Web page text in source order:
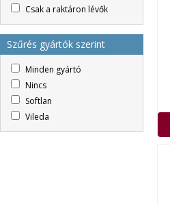
Csak a raktáron lévők
Szűrés gyártók szerint
Minden gyártó
Nincs
Softlan
Vileda